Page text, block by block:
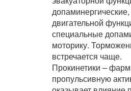
двигательной
специальные
моторику.
встречается чаще.
Прокинетики –
пропульсивную